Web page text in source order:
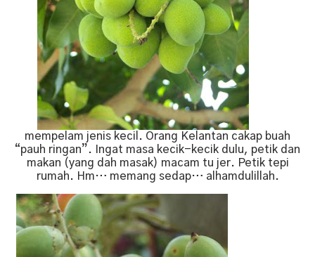
mempelam jenis kecil. Orang Kelantan cakap buah
“pauh ringan”. Ingat masa kecik-kecik dulu, petik dan
makan (yang dah masak) macam tu jer. Petik tepi
rumah. Hm… memang sedap… alhamdulillah.